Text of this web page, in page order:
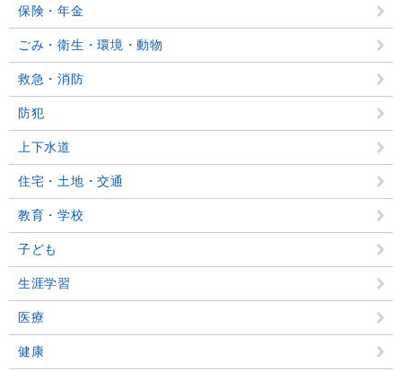
保険・年金
ごみ・衛生・環境・動物
救急・消防
防犯
上下水道
住宅・土地・交通
教育・学校
子ども
生涯学習
医療
健康